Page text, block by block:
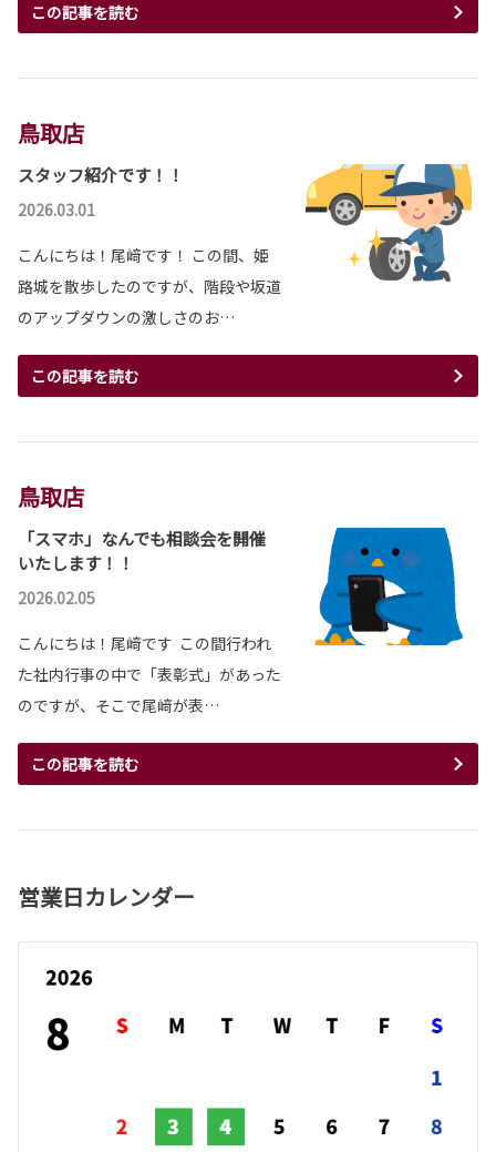
この記事を読む
鳥取店
スタッフ紹介です！！
2026.03.01
こんにちは！尾﨑です！ この間、姫
路城を散歩したのですが、階段や坂道
のアップダウンの激しさのお…
この記事を読む
鳥取店
「スマホ」なんでも相談会を開催
いたします！！
2026.02.05
こんにちは！尾﨑です この間行われ
た社内行事の中で「表彰式」があった
のですが、そこで尾﨑が表…
この記事を読む
営業日カレンダー